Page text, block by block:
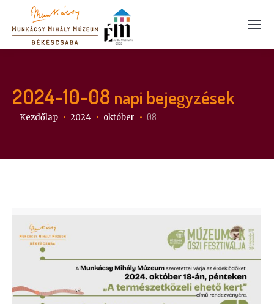
2024-10-08 napi bejegyzések
Itt vagy:
Kezdőlap 2024 október 08